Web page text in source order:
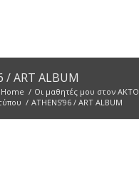
/ ART ALBUM
Home / Οι μαθητές μου στον ΑΚΤΟ
/ ATHENS’96 / ART ALBUM